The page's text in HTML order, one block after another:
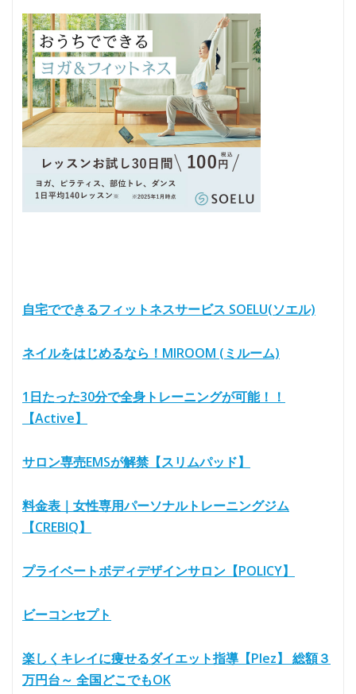
自宅でできるフィットネスサービス SOELU(ソエル)
ネイルをはじめるなら！MIROOM (ミルーム)
1日たった30分で全身トレーニングが可能！！
【Active】
サロン専売EMSが解禁【スリムパッド】
料金表｜女性専用パーソナルトレーニングジム
【CREBIQ】
プライベートボディデザインサロン【POLICY】
ビーコンセプト
楽しくキレイに痩せるダイエット指導【Plez】 総額３
万円台～ 全国どこでもOK